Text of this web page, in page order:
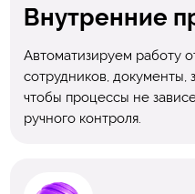
Внутренние
Автоматизируем работу
сотрудников, документы,
чтобы процессы не
ручного контроля.